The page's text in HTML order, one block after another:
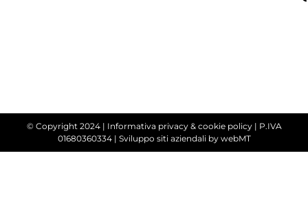
© Copyright 2024 | Informativa privacy & cookie policy| P.IVA
01680360334 | Sviluppo siti aziendaliby webMT